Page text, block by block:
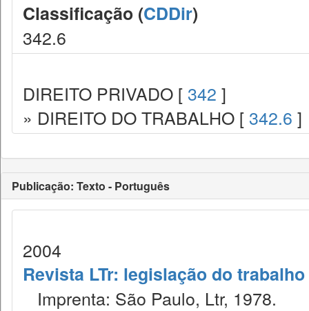
Classificação (CDDir)
342.6
DIREITO PRIVADO [ 342 ]
» DIREITO DO TRABALHO [ 342.6 ]
Publicação: Texto - Português
2004
Revista LTr: legislação do trabalho
Imprenta: São Paulo, Ltr, 1978.